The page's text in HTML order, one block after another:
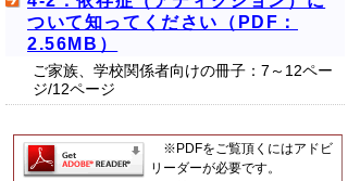
ついて知ってください（PDF：
2.56MB）
ご家族、学校関係者向けの冊子：7～12ペー
ジ/12ページ
※PDFをご覧頂くにはアドビ
リーダーが必要です。